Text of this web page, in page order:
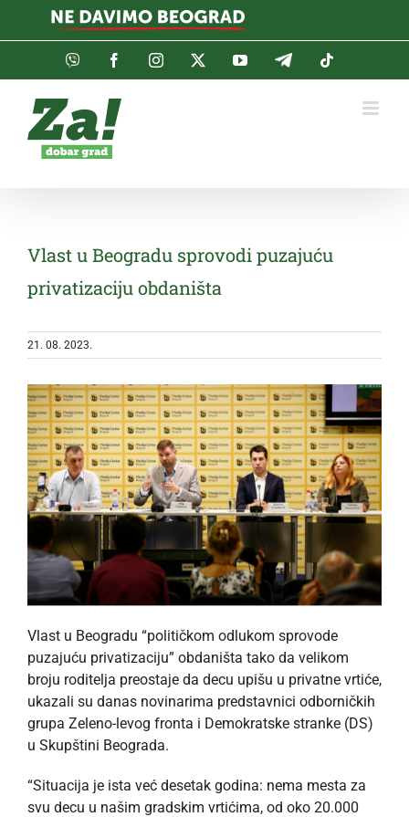
Viber FacebookInstagramTwitterYouTubeTelegram
Vlast u Beogradu sprovodi puzajuću
privatizaciju obdaništa
21. 08. 2023.
Vlast u Beogradu “političkom odlukom sprovode
puzajuću privatizaciju” obdaništa tako da velikom
broju roditelja preostaje da decu upišu u privatne vrtiće,
ukazali su danas novinarima predstavnici odborničkih
grupa Zeleno-levog fronta i Demokratske stranke (DS)
u Skupštini Beograda.
“Situacija je ista već desetak godina: nema mesta za
svu decu u našim gradskim vrtićima, od oko 20.000